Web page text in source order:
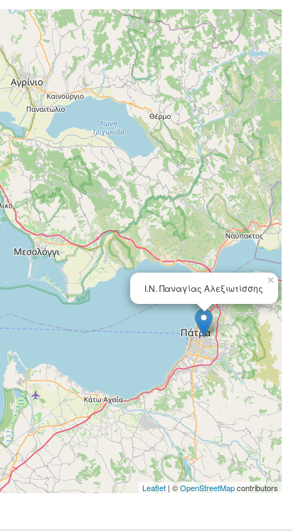
Ι.N. Παναγίας Αλεξιωτίσσης
×
Leaflet | ©OpenStreetMapcontributors